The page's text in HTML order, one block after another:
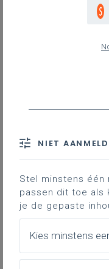
Toch kun je
Cameron in die
bepaalde types
types komen zij
NIET
Stel minstens één
passen dit toe als
je de gepaste
Kies minstens